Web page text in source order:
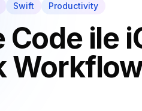
Swift Productivity
Code ile